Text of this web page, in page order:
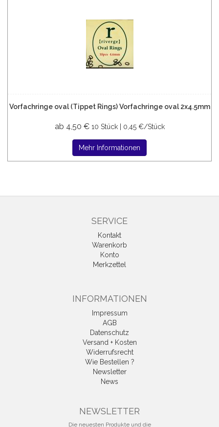
Vorfachringe oval (Tippet Rings) Vorfachringe oval 2x4.5mm
ab 4,50 € 10 Stück | 0,45 €/Stück
Mehr Informationen
SERVICE
Kontakt
Warenkorb
Konto
Merkzettel
INFORMATIONEN
Impressum
AGB
Datenschutz
Versand + Kosten
Widerrufsrecht
Wie Bestellen ?
Newsletter
News
NEWSLETTER
Die neuesten Produkte und die